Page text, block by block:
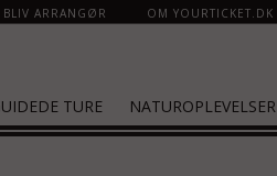
BLIV ARRANGØR OM YOURTICKET.DK
TURE NATUROPLEVELSER